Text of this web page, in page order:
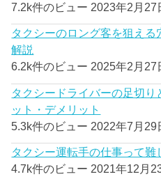
7.2k件のビュー 2023年2月27
タクシーのロング客を狙え
解説
6.2k件のビュー 2025年2月27
タクシードライバーの足切り
ット・デメリット
5.3k件のビュー 2022年7月29
タクシー運転手の仕事って難
4.7k件のビュー 2021年12月